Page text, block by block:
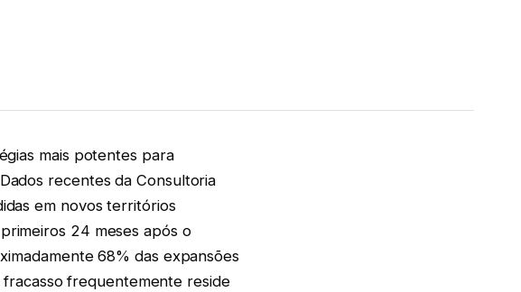
mais potentes para
recentes da Consultoria
em novos territórios
24 meses após o
68% das expansões
frequentemente reside